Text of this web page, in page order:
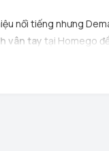
nổi tiếng nhưng
vân tay tại Homego